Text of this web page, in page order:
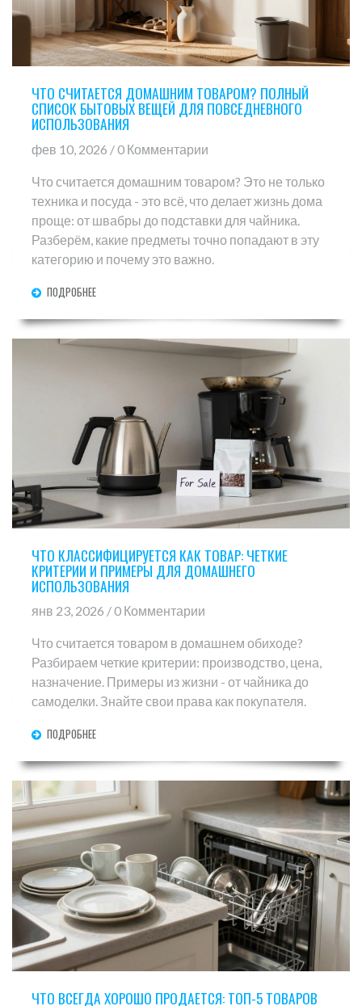
ЧТО СЧИТАЕТСЯ ДОМАШНИМ ТОВАРОМ? ПОЛНЫЙ
СПИСОК БЫТОВЫХ ВЕЩЕЙ ДЛЯ ПОВСЕДНЕВНОГО
ИСПОЛЬЗОВАНИЯ
фев 10, 2026 / 0 Комментарии
Что считается домашним товаром? Это не только
техника и посуда - это всё, что делает жизнь дома
проще: от швабры до подставки для чайника.
Разберём, какие предметы точно попадают в эту
категорию и почему это важно.
ПОДРОБНЕЕ
ЧТО КЛАССИФИЦИРУЕТСЯ КАК ТОВАР: ЧЕТКИЕ
КРИТЕРИИ И ПРИМЕРЫ ДЛЯ ДОМАШНЕГО
ИСПОЛЬЗОВАНИЯ
янв 23, 2026 / 0 Комментарии
Что считается товаром в домашнем обиходе?
Разбираем четкие критерии: производство, цена,
назначение. Примеры из жизни - от чайника до
самоделки. Знайте свои права как покупателя.
ПОДРОБНЕЕ
ЧТО ВСЕГДА ХОРОШО ПРОДАЕТСЯ: ТОП-5 ТОВАРОВ